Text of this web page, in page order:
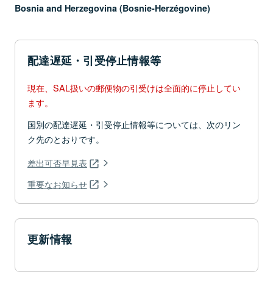
Bosnia and Herzegovina (Bosnie-Herzégovine)
配達遅延・引受停止情報等
現在、SAL扱いの郵便物の引受けは全面的に停止してい
ます。
国別の配達遅延・引受停止情報等については、次のリン
ク先のとおりです。
差出可否早見表
重要なお知らせ
更新情報